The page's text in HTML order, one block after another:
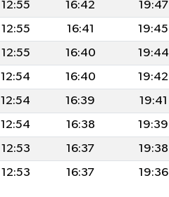
12:55 16:42 19:47
12:55 16:41 19:45
12:55 16:40 19:44
12:54 16:40 19:42
12:54 16:39 19:41
12:54 16:38 19:39
12:53 16:37 19:38
12:53 16:37 19:36